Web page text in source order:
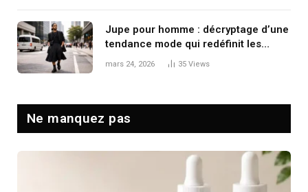
Jupe pour homme : décryptage d’une
tendance mode qui redéfinit les
codes masculins
mars 24, 2026 35 Views
Ne manquez pas